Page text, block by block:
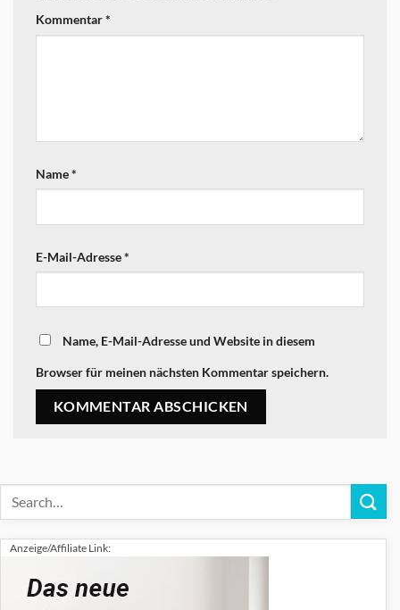
Kommentar*
Name*
E-Mail-Adresse*
Name, E-Mail-Adresse und Website in diesem
Browser für meinen nächsten Kommentar speichern.
Anzeige/Affiliate Link: